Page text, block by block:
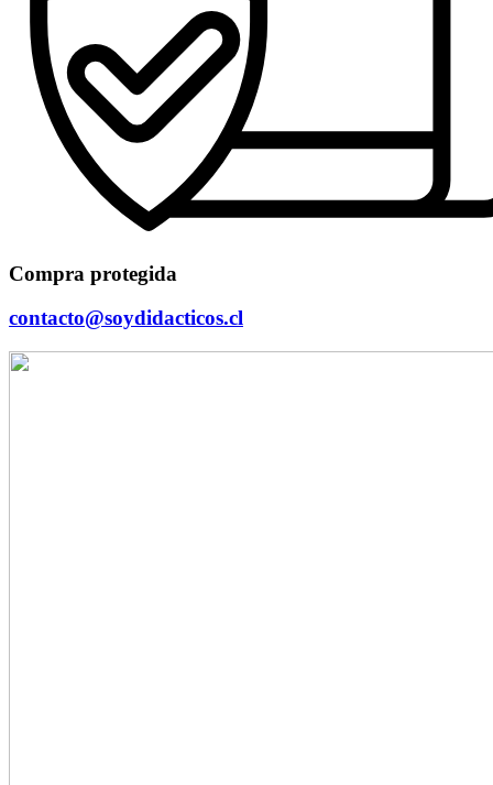
Compra protegida
contacto@soydidacticos.cl